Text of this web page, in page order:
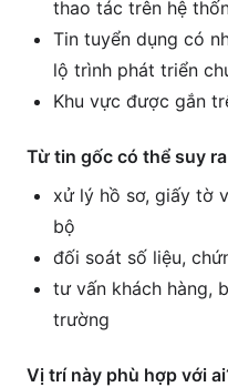
thao tác trên hệ
Tin tuyển dụng có
lộ trình phát triển
Khu vực được gắn
Từ tin gốc có thể suy
xử lý hồ sơ, giấy tờ
bộ
đối soát số liệu,
tư vấn khách hàng,
trường
Vị trí này phù hợp với